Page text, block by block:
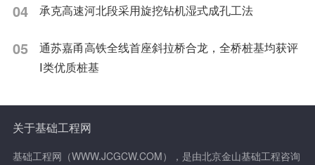
04 承克高速河北段采用旋挖钻机湿式成孔工法
05
通苏嘉甬高铁全线首座斜拉桥合龙，全桥桩基均获评
Ⅰ类优质桩基
关于基础工程网
基础工程网（WWW.JCGCW.COM），是由北京金山基础工程咨询